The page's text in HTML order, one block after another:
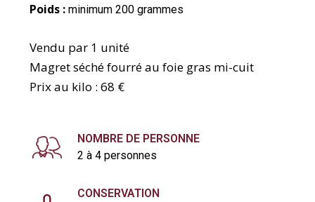
Poids : minimum 200 grammes
Vendu par 1 unité
Magret séché fourré au foie gras mi-cuit
Prix au kilo : 68 €
NOMBRE DE PERSONNE
2 à 4 personnes
CONSERVATION